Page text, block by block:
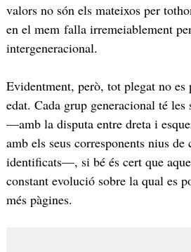
valors no són els mateixos per
en el mem falla irremeiablement
intergeneracional.
Evidentment, però, tot plegat no
edat. Cada grup generacional té les
—amb la disputa entre dreta i
amb els seus corresponents nius de
identificats—, si bé és cert que
constant evolució sobre la qual es
més pàgines.